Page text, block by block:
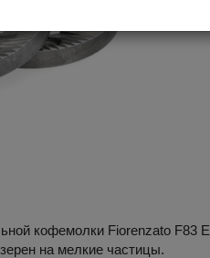
кофемолки Fiorenzato F83 E
на мелкие частицы.